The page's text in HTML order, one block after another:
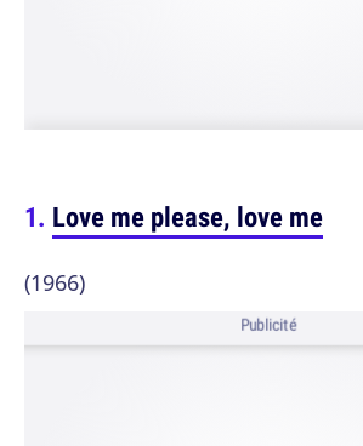
Love me please, love me
(1966)
Publicité